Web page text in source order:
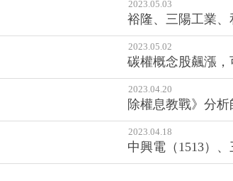
2023.04.20
除權息教戰》分
2023.04.18
中興電（1513）
2021.10.29